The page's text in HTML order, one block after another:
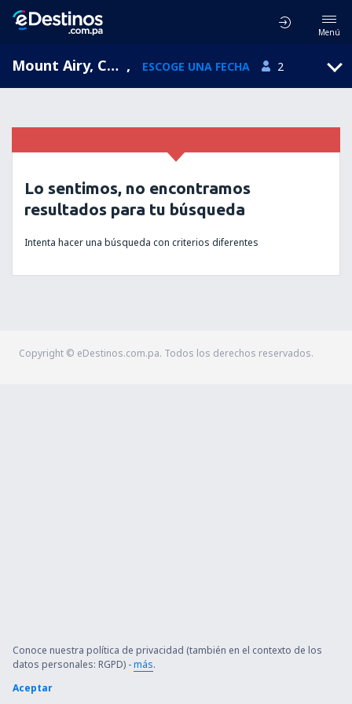
Menú
Mount Airy, Carolina del Norte, Estados Unidos , ESCOGE UNA FECHA 2
Lo sentimos, no encontramos
resultados para tu búsqueda
Intenta hacer una búsqueda con criterios diferentes
Copyright © eDestinos.com.pa. Todos los derechos reservados.
Conoce nuestra política de privacidad (también en el contexto de los
datos personales: RGPD) -más.
Aceptar